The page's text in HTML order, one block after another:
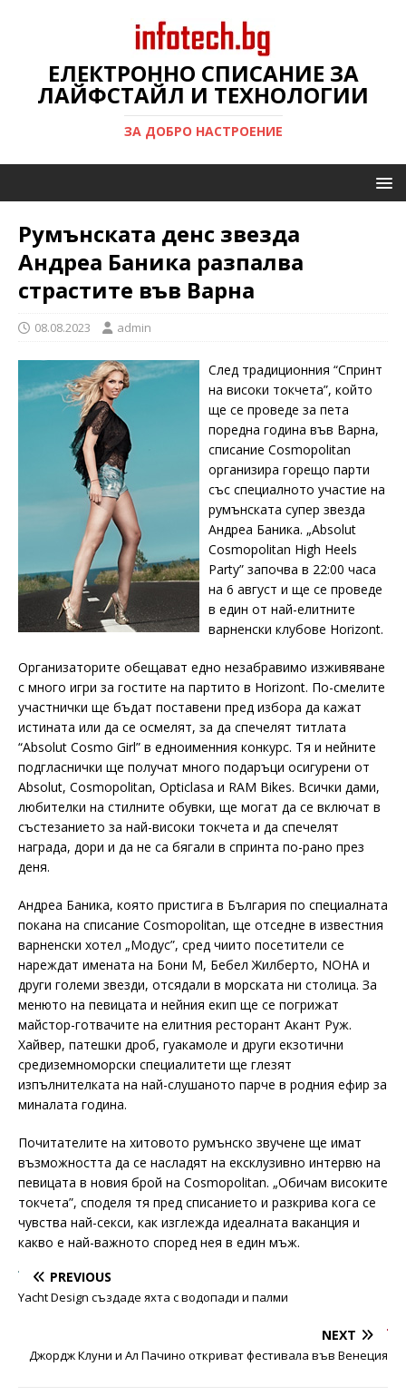
ЕЛЕКТРОННО СПИСАНИЕ ЗА
ЛАЙФСТАЙЛ И ТЕХНОЛОГИИ
ЗА ДОБРО НАСТРОЕНИЕ
Румънската денс звезда
Андреа Баника разпалва
страстите във Варна
08.08.2023 admin
След традиционния “Спринт
на високи токчета”, който
ще се проведе за пета
поредна година във Варна,
списание Cosmopolitan
организира горещо парти
със специалното участие на
румънската супер звезда
Андреа Баника. „Absolut
Cosmopolitan High Heels
Party” започва в 22:00 часа
на 6 август и ще се проведе
в един от най-елитните
варненски клубове Horizont.
Организаторите обещават едно незабравимо изживяване
с много игри за гостите на партито в Horizont. По-смелите
участнички ще бъдат поставени пред избора да кажат
истината или да се осмелят, за да спечелят титлата
“Absolut Cosmo Girl” в едноименния конкурс. Тя и нейните
подгласнички ще получат много подаръци осигурени от
Absolut, Cosmopolitan, Opticlasa и RAM Bikes. Всички дами,
любителки на стилните обувки, ще могат да се включат в
състезанието за най-високи токчета и да спечелят
награда, дори и да не са бягали в спринта по-рано през
деня.
Андреа Баника, която пристига в България по специалната
покана на списание Cosmopolitan, ще отседне в известния
варненски хотел „Модус”, сред чиито посетители се
нареждат имената на Бони М, Бебел Жилберто, NOHA и
други големи звезди, отсядали в морската ни столица. За
менюто на певицата и нейния екип ще се погрижат
майстор-готвачите на елитния ресторант Акант Руж.
Хайвер, патешки дроб, гуакамоле и други екзотични
средиземноморски специалитети ще глезят
изпълнителката на най-слушаното парче в родния ефир за
миналата година.
Почитателите на хитовото румънско звучене ще имат
възможността да се насладят на ексклузивно интервю на
певицата в новия брой на Cosmopolitan. „Обичам високите
токчета”, споделя тя пред списанието и разкрива кога се
чувства най-секси, как изглежда идеалната ваканция и
какво е най-важното според нея в един мъж.
PREVIOUS
Yacht Design създаде яхта с водопади и палми
NEXT
Джордж Клуни и Ал Пачино откриват фестивала във Венеция